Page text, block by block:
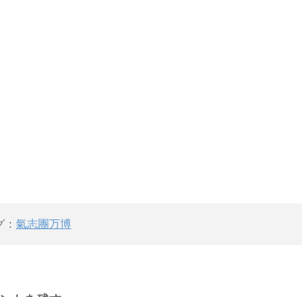
： 氣志團万博